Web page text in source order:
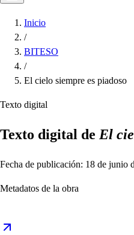
Inicio
/
BITESO
/
El cielo siempre es piadoso
Texto digital
Texto digital de El
Fecha de publicación: 18 de junio
Metadatos de la obra